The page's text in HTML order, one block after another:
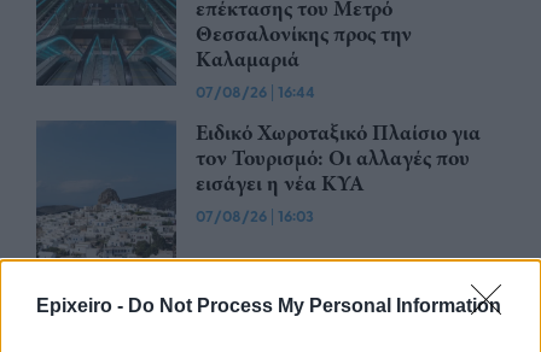
Epixeiro - Do Not Process My Personal Information
επέκτασης του Μετρό
Θεσσαλονίκης προς την
Καλαμαριά
07/08/26 | 16:44
Ειδικό Χωροταξικό Πλαίσιο για
τον Τουρισμό: Οι αλλαγές που
εισάγει η νέα ΚΥΑ
07/08/26 | 16:03
Υπεγράφη η σύμβαση για τα
Συστήματα Αεροναυτιλίας του